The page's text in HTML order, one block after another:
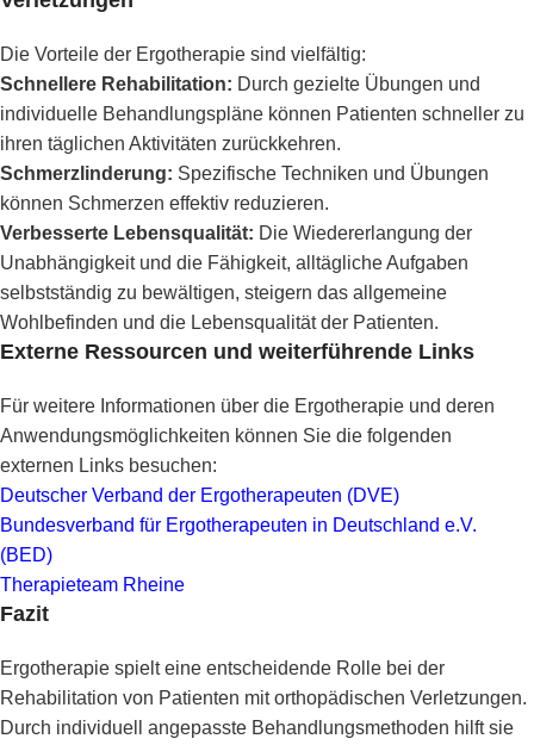
Die Vorteile der Ergotherapie sind vielfältig:
Schnellere Rehabilitation: Durch gezielte Übungen und
individuelle Behandlungspläne können Patienten schneller zu
ihren täglichen Aktivitäten zurückkehren.
Schmerzlinderung: Spezifische Techniken und Übungen
können Schmerzen effektiv reduzieren.
Verbesserte Lebensqualität: Die Wiedererlangung der
Unabhängigkeit und die Fähigkeit, alltägliche Aufgaben
selbstständig zu bewältigen, steigern das allgemeine
Wohlbefinden und die Lebensqualität der Patienten.
Externe Ressourcen und weiterführende Links
Für weitere Informationen über die Ergotherapie und deren
Anwendungsmöglichkeiten können Sie die folgenden
externen Links besuchen:
Deutscher Verband der Ergotherapeuten (DVE)
Bundesverband für Ergotherapeuten in Deutschland e.V.
(BED)
Therapieteam Rheine
Fazit
Ergotherapie spielt eine entscheidende Rolle bei der
Rehabilitation von Patienten mit orthopädischen Verletzungen.
Durch individuell angepasste Behandlungsmethoden hilft sie